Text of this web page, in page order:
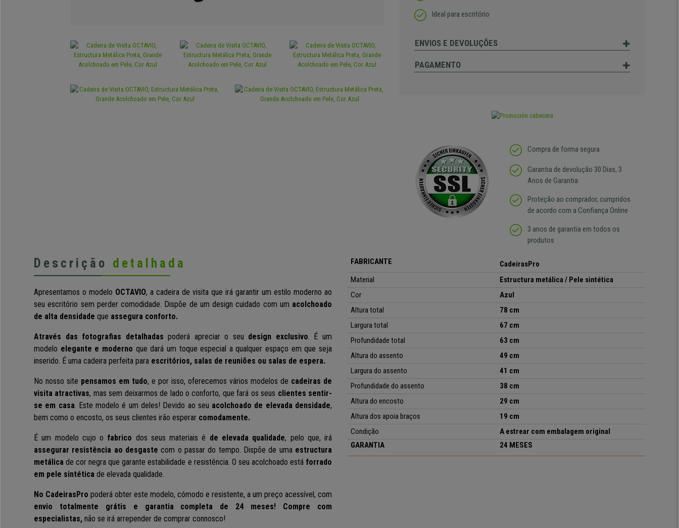
Ideal para escritório
ENVIOS E DEVOLUÇÕES
PAGAMENTO
Compra de forma segura
Garantia de devolução 30 Dias, 3
Anos de Garantia
Proteção ao comprador, cumpridos
de acordo com a Confiança Online
3 anos de garantia em todos os
produtos
Descrição detalhada
Apresentamos o modelo OCTAVIO, a cadeira de visita que irá garantir um estilo moderno ao
seu escritório sem perder comodidade. Dispõe de um design cuidado com um acolchoado
de alta densidade que assegura conforto.
Através das fotografias detalhadas poderá apreciar o seu design exclusivo. É um
modelo elegante e moderno que dará um toque especial a qualquer espaço em que seja
inserido. É uma cadeira perfeita para escritórios, salas de reuniões ou salas de espera.
No nosso site pensamos em tudo, e por isso, oferecemos vários modelos de cadeiras de
visita atractivas, mas sem deixarmos de lado o conforto, que fará os seus clientes sentir-
se em casa. Este modelo é um deles! Devido ao seu acolchoado de elevada densidade,
bem como o encosto, os seus clientes irão esperar comodamente.
É um modelo cujo o fabrico dos seus materiais é de elevada qualidade, pelo que, irá
assegurar resistência ao desgaste com o passar do tempo. Dispõe de uma estructura
metálica de cor negra que garante estabilidade e resistência. O seu acolchoado está forrado
em pele sintética de elevada qualidade.
No CadeirasPro poderá obter este modelo, cómodo e resistente, a um preço acessível, com
envio totalmente grátis e garantia completa de 24 meses! Compre com
especialistas, não se irá arrepender de comprar connosco!
FABRICANTE
CadeirasPro
Material
Estructura metálica / Pele sintética
Cor
Azul
Altura total
78 cm
Largura total
67 cm
Profundidade total
63 cm
Altura do assento
49 cm
Largura do assento
41 cm
Profundidade do assento
38 cm
Altura do encosto
29 cm
Altura dos apoia braços
19 cm
Condição
A estrear com embalagem original
GARANTIA
24 MESES